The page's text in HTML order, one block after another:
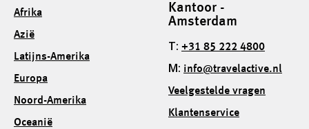
Afrika
Azië
Latijns-Amerika
Europa
Noord-Amerika
Oceanië
Kantoor -
Amsterdam
T: +31 85 222 4800
M: info@travelactive.nl
Veelgestelde vragen
Klantenservice